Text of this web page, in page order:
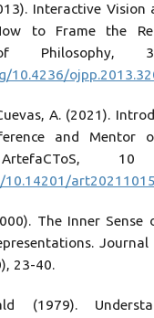
Interactive Vision
to Frame the
Philosophy,
10.4236/
A. (2021).
and Mentor
ArtefaCToS,
The Inner Sense
Journal
23-40.
(1979).